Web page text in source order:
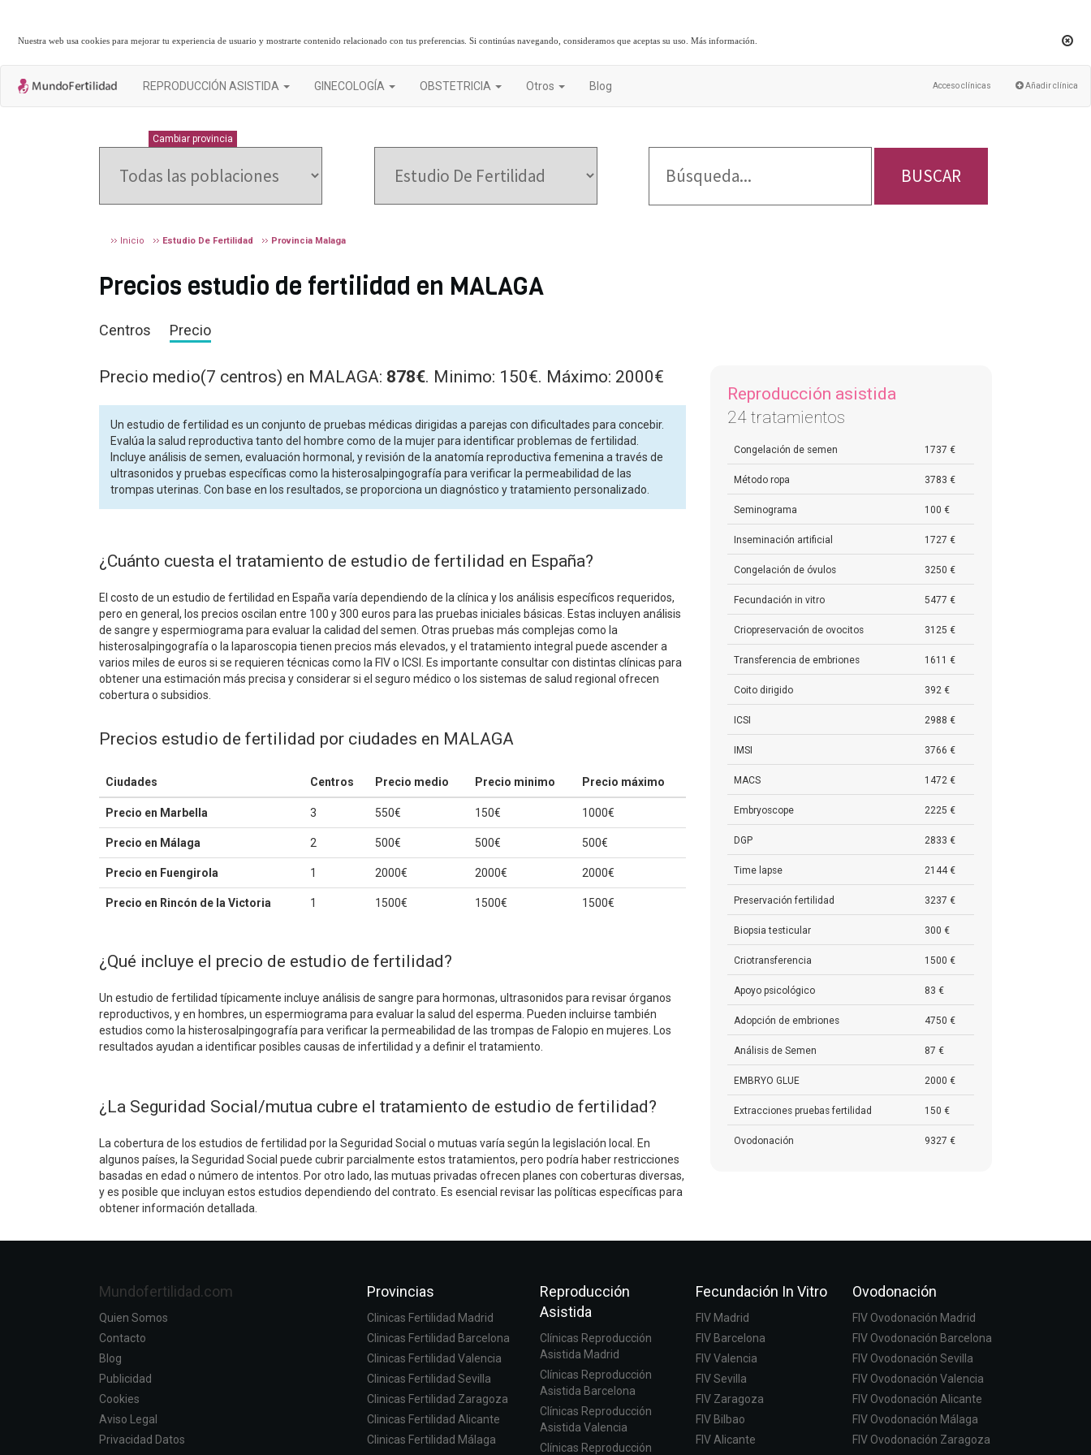
Nuestra web usa cookies para mejorar tu experiencia de usuario y mostrarte contenido relacionado con tus preferencias. Si continúas navegando, consideramos que aceptas su uso.Más información
REPRODUCCIÓN ASISTIDA GINECOLOGÍA OBSTETRICIA Otros Blog Acceso clínicas Añadir clínica
Cambiar provincia
BUSCAR
Inicio Estudio De Fertilidad Provincia Malaga
Precios estudio de fertilidad en MALAGA
Centros Precio
Precio medio(7 centros) en MALAGA: 878€. Minimo: 150€. Máximo: 2000€
Un estudio de fertilidad es un conjunto de pruebas médicas dirigidas a parejas con dificultades para concebir.
Evalúa la salud reproductiva tanto del hombre como de la mujer para identificar problemas de fertilidad.
Incluye análisis de semen, evaluación hormonal, y revisión de la anatomía reproductiva femenina a través de
ultrasonidos y pruebas específicas como la histerosalpingografía para verificar la permeabilidad de las
trompas uterinas. Con base en los resultados, se proporciona un diagnóstico y tratamiento personalizado.
¿Cuánto cuesta el tratamiento de estudio de fertilidad en España?
El costo de un estudio de fertilidad en España varía dependiendo de la clínica y los análisis específicos requeridos,
pero en general, los precios oscilan entre 100 y 300 euros para las pruebas iniciales básicas. Estas incluyen análisis
de sangre y espermiograma para evaluar la calidad del semen. Otras pruebas más complejas como la
histerosalpingografía o la laparoscopia tienen precios más elevados, y el tratamiento integral puede ascender a
varios miles de euros si se requieren técnicas como la FIV o ICSI. Es importante consultar con distintas clínicas para
obtener una estimación más precisa y considerar si el seguro médico o los sistemas de salud regional ofrecen
cobertura o subsidios.
Precios estudio de fertilidad por ciudades en MALAGA
Ciudades Centros Precio medio Precio minimo Precio máximo
Precio en Marbella 3 550€ 150€ 1000€
Precio en Málaga 2 500€ 500€ 500€
Precio en Fuengirola 1 2000€ 2000€ 2000€
Precio en Rincón de la Victoria 1 1500€ 1500€ 1500€
¿Qué incluye el precio de estudio de fertilidad?
Un estudio de fertilidad típicamente incluye análisis de sangre para hormonas, ultrasonidos para revisar órganos
reproductivos, y en hombres, un espermiograma para evaluar la salud del esperma. Pueden incluirse también
estudios como la histerosalpingografía para verificar la permeabilidad de las trompas de Falopio en mujeres. Los
resultados ayudan a identificar posibles causas de infertilidad y a definir el tratamiento.
¿La Seguridad Social/mutua cubre el tratamiento de estudio de fertilidad?
La cobertura de los estudios de fertilidad por la Seguridad Social o mutuas varía según la legislación local. En
algunos países, la Seguridad Social puede cubrir parcialmente estos tratamientos, pero podría haber restricciones
basadas en edad o número de intentos. Por otro lado, las mutuas privadas ofrecen planes con coberturas diversas,
y es posible que incluyan estos estudios dependiendo del contrato. Es esencial revisar las políticas específicas para
obtener información detallada.
Reproducción asistida
24 tratamientos
Congelación de semen 1737 €
Método ropa 3783 €
Seminograma 100 €
Inseminación artificial 1727 €
Congelación de óvulos 3250 €
Fecundación in vitro 5477 €
Criopreservación de ovocitos 3125 €
Transferencia de embriones 1611 €
Coito dirigido 392 €
ICSI 2988 €
IMSI 3766 €
MACS 1472 €
Embryoscope 2225 €
DGP 2833 €
Time lapse 2144 €
Preservación fertilidad 3237 €
Biopsia testicular 300 €
Criotransferencia 1500 €
Apoyo psicológico 83 €
Adopción de embriones 4750 €
Análisis de Semen 87 €
EMBRYO GLUE 2000 €
Extracciones pruebas fertilidad 150 €
Ovodonación 9327 €
Mundofertilidad.com
Quien Somos
Contacto
Blog
Publicidad
Cookies
Aviso Legal
Privacidad Datos
Provincias
Clinicas Fertilidad Madrid
Clinicas Fertilidad Barcelona
Clinicas Fertilidad Valencia
Clinicas Fertilidad Sevilla
Clinicas Fertilidad Zaragoza
Clinicas Fertilidad Alicante
Clinicas Fertilidad Málaga
Reproducción
Asistida
Clínicas Reproducción
Asistida Madrid
Clínicas Reproducción
Asistida Barcelona
Clínicas Reproducción
Asistida Valencia
Clínicas Reproducción
Fecundación In Vitro
FIV Madrid
FIV Barcelona
FIV Valencia
FIV Sevilla
FIV Zaragoza
FIV Bilbao
FIV Alicante
Ovodonación
FIV Ovodonación Madrid
FIV Ovodonación Barcelona
FIV Ovodonación Sevilla
FIV Ovodonación Valencia
FIV Ovodonación Alicante
FIV Ovodonación Málaga
FIV Ovodonación Zaragoza